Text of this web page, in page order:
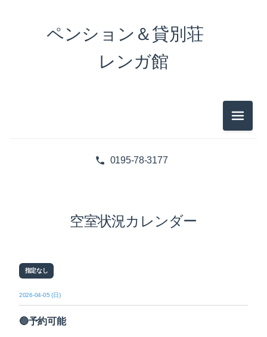
0195-78-3177
ペンション＆貸別荘
レンガ館
メニュ
空室状況カレンダー
指定なし
2026-04-05 (日)
🔵予約可能